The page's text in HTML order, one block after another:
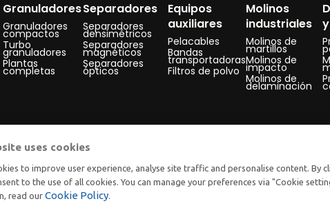
Granuladores
Granuladores
compactos
Turbo
granuladores
Plantas
completas
Separadores
Separadores
densimétricos
Separadores
magnéticos
Separadores
ópticos
Equipos
auxiliares
Pelacables
Bandas
transportadoras
Filtros de polvo
Molinos
industriales
Molinos de
martillos
Molinos de
impacto
Molinos de
delaminación
uses cookies
to improve user experience, analyse site traffic and personalise content. By
to the use of all cookies. You can manage your preferences via "Cookie
read our Cookie Policy.